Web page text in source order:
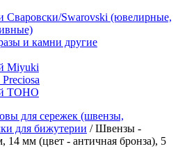
Сваровски/Swarovski (ювелирные,
и камни другие
Miyuki
TOHO
для сережек (швензы,
для бижутерии / Швензы -
14 мм (цвет - античная бронза), 5